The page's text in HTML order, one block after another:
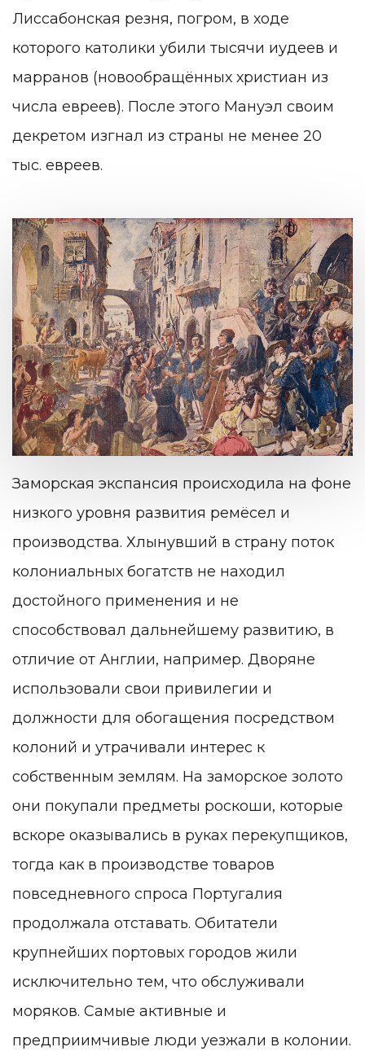
Лиссабонская резня, погром, в ходе
которого католики убили тысячи иудеев и
марранов (новообращённых христиан из
числа евреев). После этого Мануэл своим
декретом изгнал из страны не менее 20
тыс. евреев.
Заморская экспансия происходила на фоне
низкого уровня развития ремёсел и
производства. Хлынувший в страну поток
колониальных богатств не находил
достойного применения и не
способствовал дальнейшему развитию, в
отличие от Англии, например. Дворяне
использовали свои привилегии и
должности для обогащения посредством
колоний и утрачивали интерес к
собственным землям. На заморское золото
они покупали предметы роскоши, которые
вскоре оказывались в руках перекупщиков,
тогда как в производстве товаров
повседневного спроса Португалия
продолжала отставать. Обитатели
крупнейших портовых городов жили
исключительно тем, что обслуживали
моряков. Самые активные и
предприимчивые люди уезжали в колонии.